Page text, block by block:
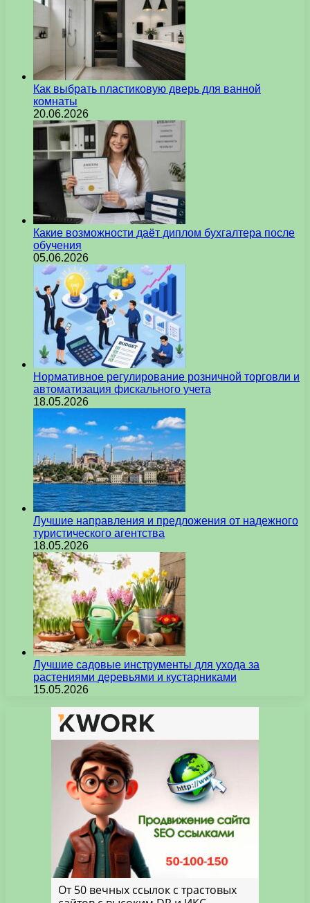
Как выбрать пластиковую дверь для ванной
комнаты
20.06.2026
Какие возможности даёт диплом бухгалтера после
обучения
05.06.2026
Нормативное регулирование розничной торговли и
автоматизация фискального учета
18.05.2026
Лучшие направления и предложения от надежного
туристического агентства
18.05.2026
Лучшие садовые инструменты для ухода за
растениями деревьями и кустарниками
15.05.2026